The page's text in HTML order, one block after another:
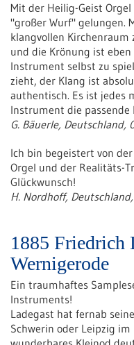
Mit der Heilig-Geist
"großer Wurf" gelungen.
klangvollen Kirchenraum
und die Krönung ist
Instrument selbst zu
zieht, der Klang ist
authentisch. Es ist jedes
Instrument die passende
G. Bäuerle, Deutschland,
Ich bin begeistert von
Orgel und der Realitäts-
Glückwunsch!
H. Nordhoff,
1885 Friedrich
Wernigerode
Ein traumhaftes
Instruments!
Ladegast hat fernab
Schwerin oder Leipzig